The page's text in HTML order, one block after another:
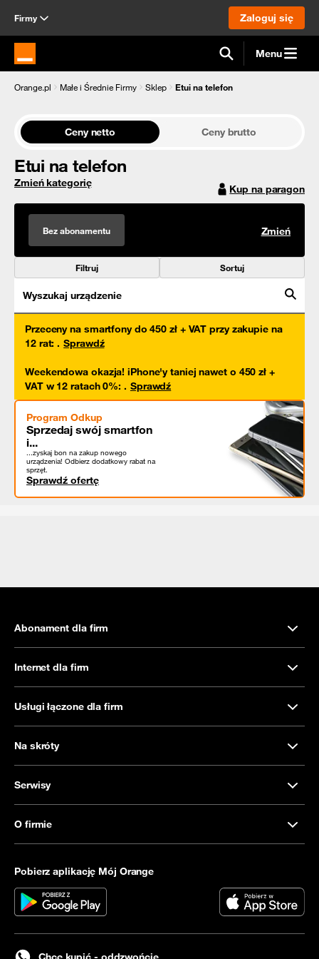
Firmy Zaloguj się
Strona główna Orange.pl Menu
Orange.pl Małe i Średnie Firmy Sklep Etui na telefon
Ceny netto Ceny brutto
Etui na telefon
Zmień kategorię Kup na paragon
Bez abonamentu Zmień
Filtruj Sortuj
Wyszukaj urządzenie
Przeceny na smartfony do 450 zł + VAT przy zakupie na
12 rat: . Sprawdź
Weekendowa okazja! iPhone'y taniej nawet o 450 zł +
VAT w 12 ratach 0%: . Sprawdź
Program Odkup
Sprzedaj swój smartfon
i...
...zyskaj bon na zakup nowego
urządzenia! Odbierz dodatkowy rabat na
sprzęt.
Sprawdź ofertę
Abonament dla firm
Internet dla firm
Usługi łączone dla firm
Na skróty
Serwisy
O firmie
Pobierz aplikację Mój Orange